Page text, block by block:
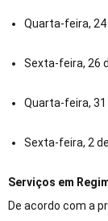
Quarta-feira,
Sexta-feira, 26
Quarta-feira,
Sexta-feira, 2
Serviços em
De acordo com a